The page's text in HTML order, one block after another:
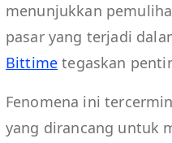
menunjukkan
pasar yang terjadi
Bittime tegaskan
Fenomena ini
yang dirancang untuk